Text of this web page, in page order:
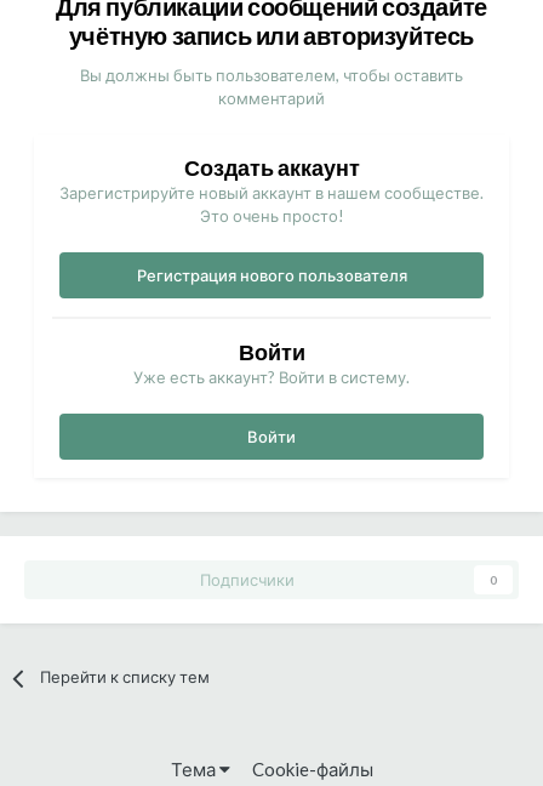
Для публикации сообщений создайте
учётную запись или авторизуйтесь
Вы должны быть пользователем, чтобы оставить
комментарий
Создать аккаунт
Зарегистрируйте новый аккаунт в нашем сообществе.
Это очень просто!
Регистрация нового пользователя
Войти
Уже есть аккаунт? Войти в систему.
Войти
Подписчики 0
Перейти к списку тем
Тема Cookie-файлы